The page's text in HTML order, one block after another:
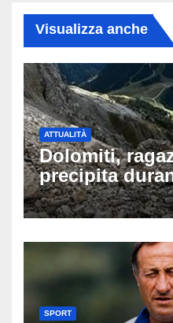
Visualizza anche
ATTUALITÀ
Dolomiti,
precipita
Latemar
SPORT